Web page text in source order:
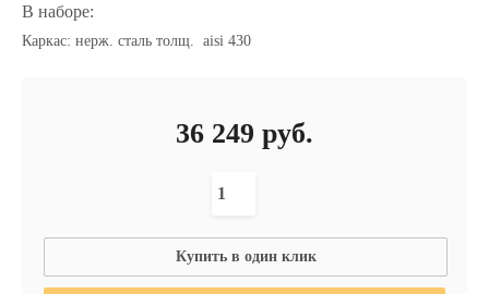
В наборе:
Каркас: нерж. сталь толщ. aisi 430
36 249 руб.
Купить в один клик